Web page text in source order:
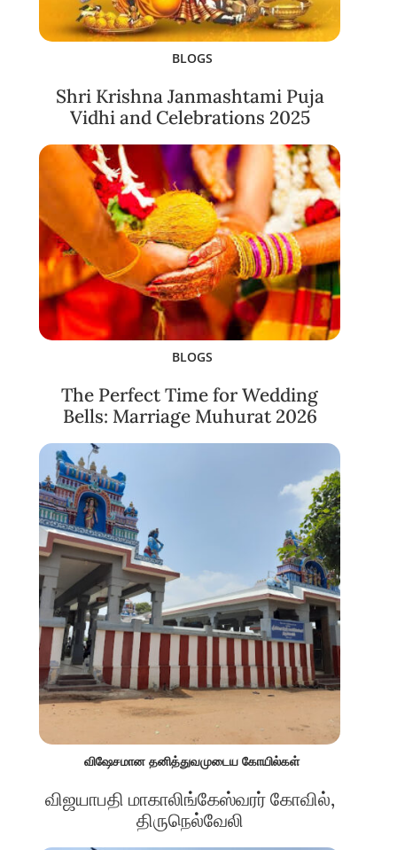
BLOGS
Shri Krishna Janmashtami Puja
Vidhi and Celebrations 2025
BLOGS
The Perfect Time for Wedding
Bells: Marriage Muhurat 2026
விஷேசமான தனித்துவமுடைய கோயில்கள்
விஜயாபதி மாகாலிங்கேஸ்வரர் கோவில்,
திருநெல்வேலி